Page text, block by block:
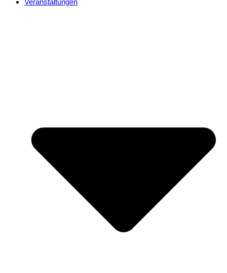
Veranstaltungen